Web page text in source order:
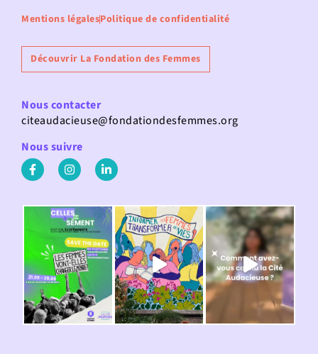
Mentions légalesPolitique de confidentialité
Découvrir La Fondation des Femmes
Nous contacter
citeaudacieuse@fondationdesfemmes.org
Nous suivre